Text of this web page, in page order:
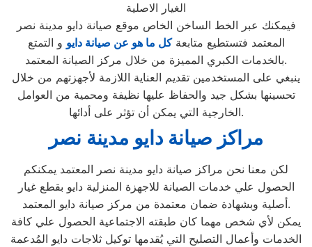
الغيار الاصلية
فيمكنك عبر الخط الساخن الخاص موقع صيانة دايو مدينة نصر
المعتمد فتستطيع متابعةكل ما هو عن صيانة دايو و التمتع
بالخدمات الكبري المميزة من خلال مركز الصيانة المعتمد.
ينبغي على المستخدمين تقديم العناية اللازمة لأجهزتهم من خلال
تحسينها بشكل جيد والحفاظ عليها نظيفة ومحمية من العوامل
الخارجية التي يمكن أن تؤثر على أدائها.
مراكز صيانة دايو مدينة نصر
لكن معنا نحن مراكز صيانة دايو مدينة نصر المعتمد يمكنكم
الحصول علي خدمات الصيانة للاجهزة المنزلية دايو بقطع غيار
أصلية وبشهادة ضمان معتمدة من مركز صيانة دايو المعتمد.
يمكن لأي شخص مهما كان طبقته الاجتماعية الحصول علي كافة
الخدمات وأعمال التصليح التي يُقدمها توكيل ثلاجات دايو المُدعمة